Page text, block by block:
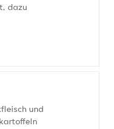
dazu
und